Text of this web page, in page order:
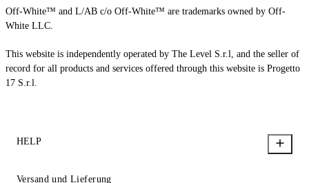
Off-White™ and L/AB c/o Off-White™ are trademarks owned by Off-
White LLC.
This website is independently operated by The Level S.r.l, and the seller of
record for all products and services offered through this website is Progetto
17 S.r.l.
HELP
Versand und Lieferung